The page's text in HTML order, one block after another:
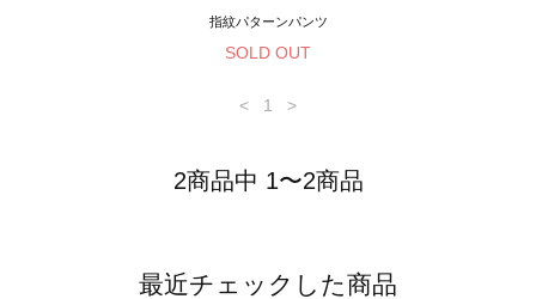
指紋パターンパンツ
SOLD OUT
< 1 >
2商品中 1〜2商品
最近チェックした商品